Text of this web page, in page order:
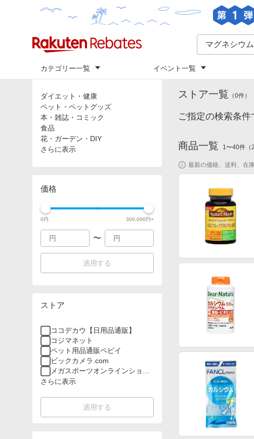
カテゴリー一覧 イベント一覧
カテゴリ
ダイエット・健康
ペット・ペットグッズ
本・雑誌・コミック
食品
花・ガーデン・DIY
さらに表示
価格
0円 300,000円+
〜
適用する
ストア
ココデカウ【日用品通販】
コジマネット
ペット用品通販ペピイ
ビックカメラ.com
メガスポーツオンラインショッ
プ
さらに表示
適用する
トップ
ストア一覧 （0件）
ご指定の検索条
商品一覧 1〜40件 （
最新の価格、送料、在